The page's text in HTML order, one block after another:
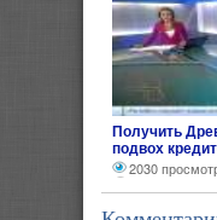
Получить
подвох
2030